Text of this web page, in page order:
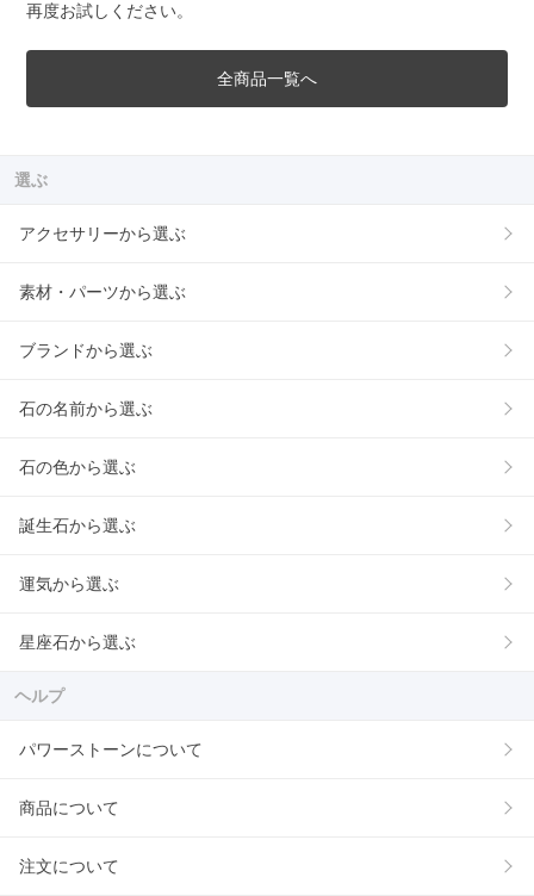
再度お試しください。
全商品一覧へ
選ぶ
アクセサリーから選ぶ
素材・パーツから選ぶ
ブランドから選ぶ
石の名前から選ぶ
石の色から選ぶ
誕生石から選ぶ
運気から選ぶ
星座石から選ぶ
ヘルプ
パワーストーンについて
商品について
注文について